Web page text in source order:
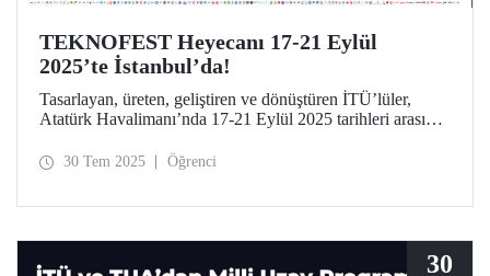
TEKNOFEST Heyecanı 17-21 Eylül
2025’te İstanbul’da!
Tasarlayan, üreten, geliştiren ve dönüştüren İTÜ’lüler,
Atatürk Havalimanı’nda 17-21 Eylül 2025 tarihleri arasında
30 Tem 2025 Öğrenci
30